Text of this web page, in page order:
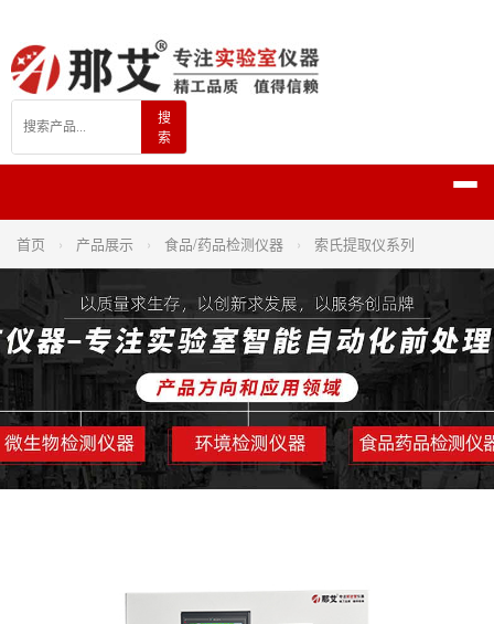
搜
索
首页 › 产品展示 › 食品/药品检测仪器 › 索氏提取仪系列